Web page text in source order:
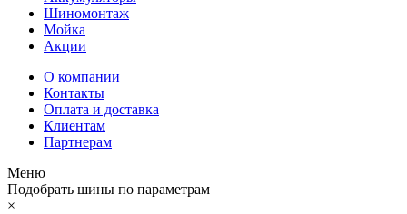
Шиномонтаж
Мойка
Акции
О компании
Контакты
Оплата и доставка
Клиентам
Партнерам
Меню
Подобрать шины по параметрам
×